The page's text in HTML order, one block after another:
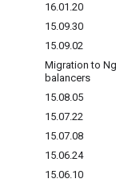
16.01 .20
15.09.30
15.09.02
Migration to
balancers
15.08.05
15.07.22
15.07.08
15.06.24
15.06.10
À propos d'Apigee
We're part of Google
Événements
Partenaires
E-books et